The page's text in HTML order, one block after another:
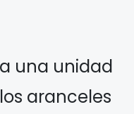
una unidad
aranceles